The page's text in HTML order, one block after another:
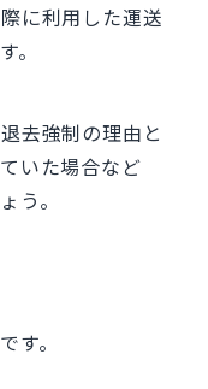
に利用した運送
。
去強制の理由と
いた場合など
う。
す。